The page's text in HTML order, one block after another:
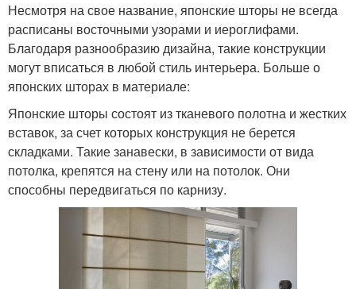
Несмотря на свое название, японские шторы не всегда
расписаны восточными узорами и иероглифами.
Благодаря разнообразию дизайна, такие конструкции
могут вписаться в любой стиль интерьера. Больше о
японских шторах в материале:
Японские шторы состоят из тканевого полотна и жестких
вставок, за счет которых конструкция не берется
складками. Такие занавески, в зависимости от вида
потолка, крепятся на стену или на потолок. Они
способны передвигаться по карнизу.